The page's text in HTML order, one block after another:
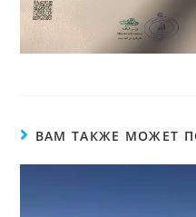
ВАМ ТАКЖЕ МОЖЕТ